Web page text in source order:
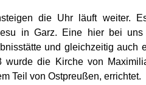
die Uhr läuft weiter.
in Garz. Eine hier bei
und gleichzeitig auch
wurde die Kirche von
Teil von Ostpreußen, errichtet.